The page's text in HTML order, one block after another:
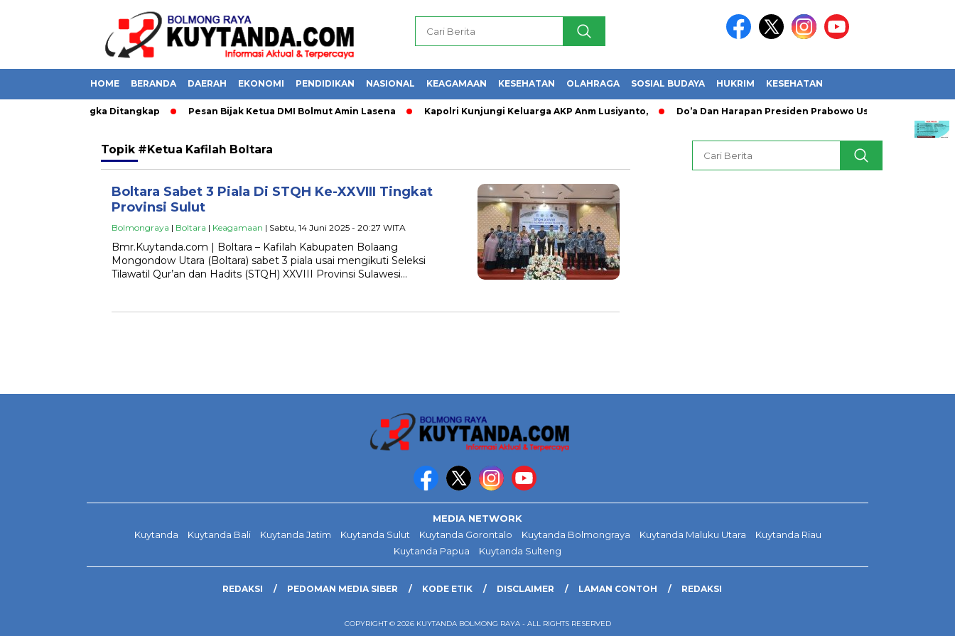
HOME BERANDA DAERAH EKONOMI PENDIDIKAN NASIONAL KEAGAMAAN KESEHATAN OLAHRAGA SOSIAL BUDAYA HUKRIM KESEHATAN
1 Tersangka Ditangkap Pesan Bijak Ketua DMI Bolmut Amin Lasena Kapolri Kunjungi Keluarga AKP Anm Lusiyanto, Do’a Dan Harapan Presiden Prabowo Usai Timnas
Topik #Ketua Kafilah Boltara
Boltara Sabet 3 Piala Di STQH Ke-XXVIII Tingkat
Provinsi Sulut
Bolmongraya | Boltara | Keagamaan | Sabtu, 14 Juni 2025 - 20:27 WITA
Bmr.Kuytanda.com | Boltara – Kafilah Kabupaten Bolaang
Mongondow Utara (Boltara) sabet 3 piala usai mengikuti Seleksi
Tilawatil Qur’an dan Hadits (STQH) XXVIII Provinsi Sulawesi…
MEDIA NETWORK
Kuytanda
Kuytanda Bali Kuytanda Jatim Kuytanda Sulut Kuytanda Gorontalo Kuytanda Bolmongraya Kuytanda Maluku Utara
Kuytanda Riau
Kuytanda Papua
Kuytanda Sulteng
REDAKSI PEDOMAN MEDIA SIBER KODE ETIK DISCLAIMER LAMAN CONTOH REDAKSI
COPYRIGHT © 2026 KUYTANDA BOLMONG RAYA - ALL RIGHTS RESERVED